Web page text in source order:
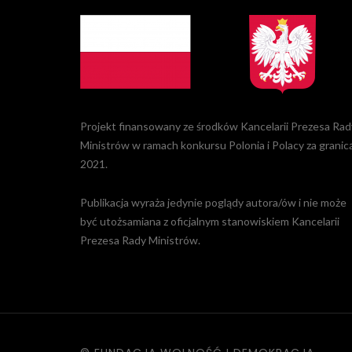
Projekt finansowany ze środków Kancelarii Prezesa
Ministrów w ramach konkursu Polonia i Polacy za
2021.
Publikacja wyraża jedynie poglądy autora/ów i nie może
być utożsamiana z oficjalnym stanowiskiem Kancelarii
Prezesa Rady Ministrów.